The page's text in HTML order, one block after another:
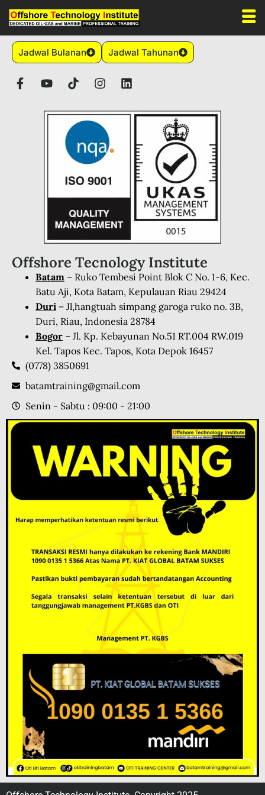
Jadwal Bulanan Jadwal Tahunan
Offshore Tecnology Institute
Batam – Ruko Tembesi Point Blok C No. 1-6, Kec.
Batu Aji, Kota Batam, Kepulauan Riau 29424
Duri – Jl,hangtuah simpang garoga ruko no. 3B,
Duri, Riau, Indonesia 28784
Bogor – Jl. Kp. Kebayunan No.51 RT.004 RW.019
Kel. Tapos Kec. Tapos, Kota Depok 16457
(0778) 3850691
batamtraining@gmail.com
Senin - Sabtu : 09:00 - 21:00